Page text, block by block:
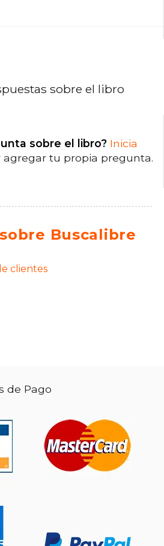
sobre el libro
sobre el libro? Inicia
agregar tu propia pregunta.
Buscalibre
clientes
de Pago